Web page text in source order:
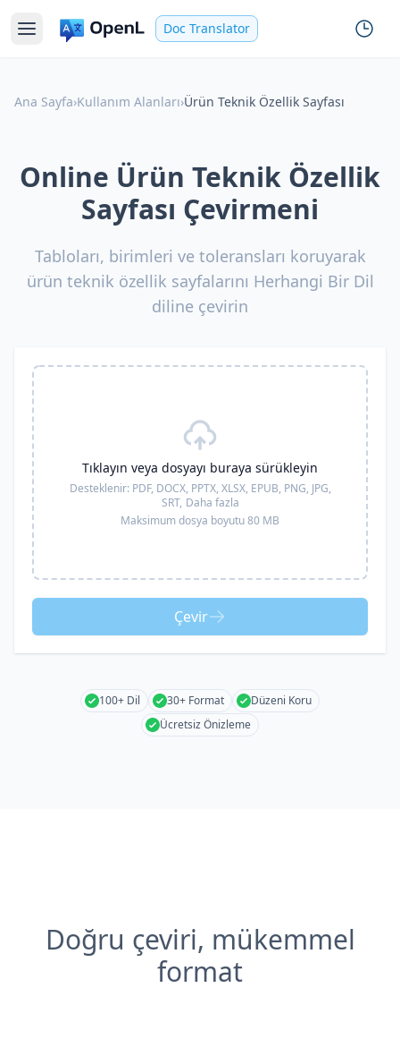
Doc Translator
Ana Sayfa›Kullanım Alanları›Ürün Teknik Özellik Sayfası
Online Ürün Teknik Özellik
Sayfası Çevirmeni
Tabloları, birimleri ve toleransları koruyarak
ürün teknik özellik sayfalarını Herhangi Bir Dil
diline çevirin
Tıklayın veya dosyayı buraya sürükleyin
Desteklenir: PDF, DOCX, PPTX, XLSX, EPUB, PNG, JPG,
SRT, Daha fazla
Maksimum dosya boyutu 80 MB
Çevir
100+ Dil 30+ Format
Düzeni Koru
Ücretsiz Önizleme
Doğru çeviri, mükemmel
format